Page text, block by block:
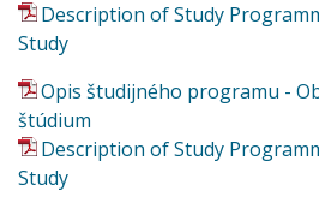
Description of Study
Study
Opis študijného programu -
štúdium
Description of Study
Study